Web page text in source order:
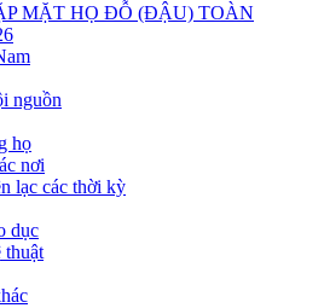
MẶT HỌ ĐỖ (ĐẬU) TOÀN
nguồn
họ
nơi
lạc các thời kỳ
dục
thuật